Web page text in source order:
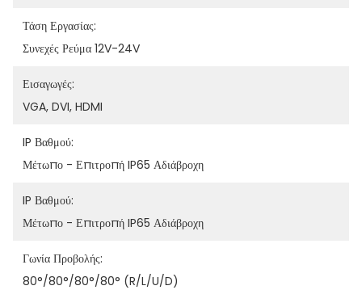
Τάση Εργασίας:
Συνεχές Ρεύμα 12V-24V
Εισαγωγές:
VGA, DVI, HDMI
IP Βαθμού:
Μέτωπο - Επιτροπή IP65 Αδιάβροχη
IP Βαθμού:
Μέτωπο - Επιτροπή IP65 Αδιάβροχη
Γωνία Προβολής:
80°/80°/80°/80° (R/L/U/D)